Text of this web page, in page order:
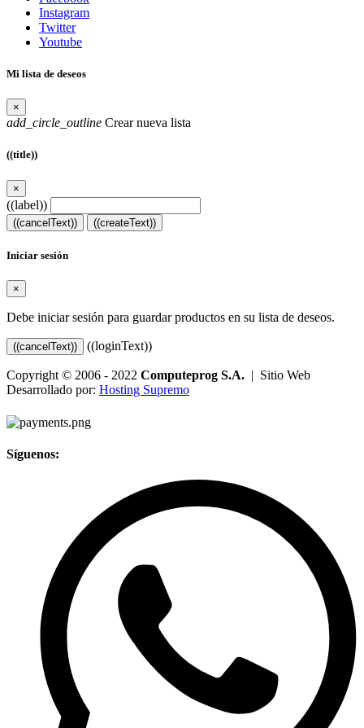
Instagram
Twitter
Youtube
Mi lista de deseos
×
add_circle_outline Crear nueva lista
((title))
×
((label))
((cancelText)) ((createText))
Iniciar sesión
×
Debe iniciar sesión para guardar productos en su lista de deseos.
((cancelText)) ((loginText))
Copyright © 2006 - 2022 Computeprog S.A. | Sitio Web
Desarrollado por: Hosting Supremo
Síguenos: